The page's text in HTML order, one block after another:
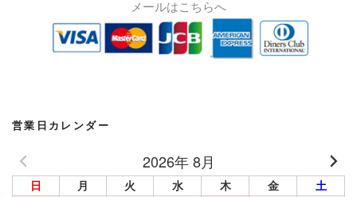
メールはこちらへ
営業日カレンダー
2026年 8月
日 月 火 水 木 金 土